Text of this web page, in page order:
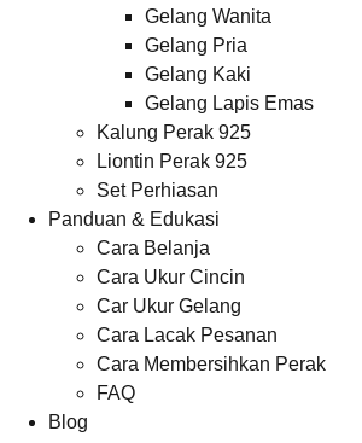
Gelang Wanita
Gelang Pria
Gelang Kaki
Gelang Lapis Emas
Kalung Perak 925
Liontin Perak 925
Set Perhiasan
Panduan & Edukasi
Cara Belanja
Cara Ukur Cincin
Car Ukur Gelang
Cara Lacak Pesanan
Cara Membersihkan Perak
FAQ
Blog